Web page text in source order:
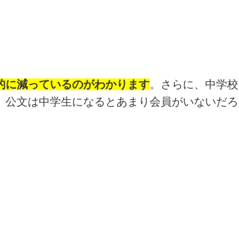
に減っているのがわかり ます。さらに、中学校
公文は中学生になるとあまり会員がいないだろ